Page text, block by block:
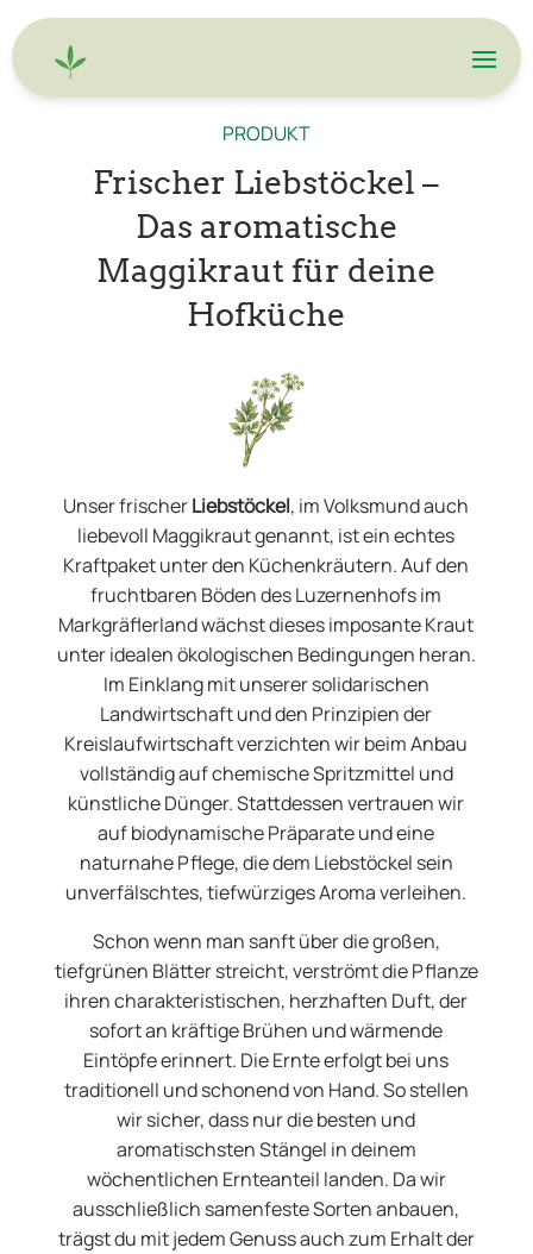
PRODUKT
Frischer Liebstöckel –
Das aromatische
Maggikraut für deine
Hofküche
Unser frischerLiebstöckel, im Volksmund auch
liebevoll Maggikraut genannt, ist ein echtes
Kraftpaket unter den Küchenkräutern. Auf den
fruchtbaren Böden des Luzernenhofs im
Markgräflerland wächst dieses imposante Kraut
unter idealen ökologischen Bedingungen heran.
Im Einklang mit unserer solidarischen
Landwirtschaft und den Prinzipien der
Kreislaufwirtschaft verzichten wir beim Anbau
vollständig auf chemische Spritzmittel und
künstliche Dünger. Stattdessen vertrauen wir
auf biodynamische Präparate und eine
naturnahe Pflege, die dem Liebstöckel sein
unverfälschtes, tiefwürziges Aroma verleihen.
Schon wenn man sanft über die großen,
tiefgrünen Blätter streicht, verströmt die Pflanze
ihren charakteristischen, herzhaften Duft, der
sofort an kräftige Brühen und wärmende
Eintöpfe erinnert. Die Ernte erfolgt bei uns
traditionell und schonend von Hand. So stellen
wir sicher, dass nur die besten und
aromatischsten Stängel in deinem
wöchentlichen Ernteanteil landen. Da wir
ausschließlich samenfeste Sorten anbauen,
trägst du mit jedem Genuss auch zum Erhalt der